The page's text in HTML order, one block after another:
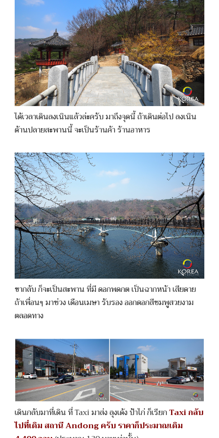
ได้เวลาเดินลงเนินแล้วล่ะครับ มาถึงจุดนี้ ถ้าเดินต่อไป ลงเนิน
ด้านปลายสะพานนี้ จะเป็นร้านค้า ร้านอาหาร
ขากลับ ก็จะเป็นสะพาน ที่มี ดอกพดกต เป็นฉากหน้า เสียดาย
ถ้าเพื่อนๆ มาช่วง เดือนเมษา รับรอง ออกดอกสีชมพูสวยงาม
ตลอดทาง
เดินกลับมาที่เดิน ที่ Taxi มาส่ง ลุงเด้ง ป้าไก่ ก็เรียกTaxi กลับ
ไปที่เดิม สถานี Andong ครับ ราคาก็ประมาณเดิม